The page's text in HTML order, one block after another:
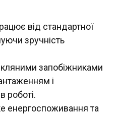
від стандартної
зручність
запобіжниками
і
роботі.
енергоспоживання та